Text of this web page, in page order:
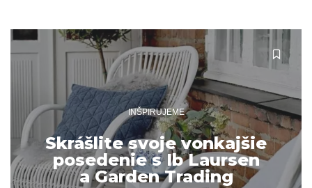
INŠPIRUJEME
Skrášlite svoje vonkajšie
posedenie s Ib Laursen
a Garden Trading